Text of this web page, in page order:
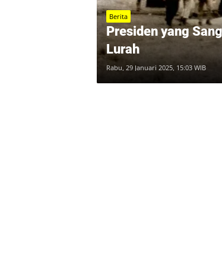
Berita
Presiden yang
Lurah
Rabu, 29 Januari 2025, 15:03 WIB